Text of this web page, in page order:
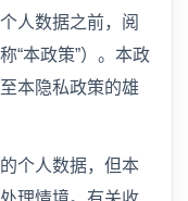
人数据之前，阅
“本政策”）。本政
本隐私政策的雄
个人数据，但本